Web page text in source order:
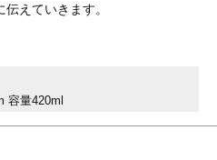
えていきます。
量420ml